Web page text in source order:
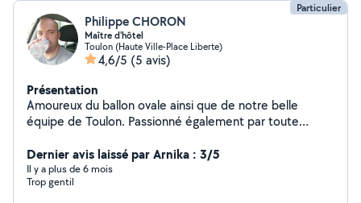
Particulier
Philippe CHORON
Maître d'hôtel
Toulon (Haute Ville-Place Liberte)
4,6/5 (5 avis)
Présentation
Amoureux du ballon ovale ainsi que de notre belle
équipe de Toulon. Passionné également par toute
bois (aucune trace de colle), je propose des produits
très sympa pour les fêtes de fin d'année.
Dernier avis laissé par Arnika : 3/5
Il y a plus de 6 mois
Trop gentil